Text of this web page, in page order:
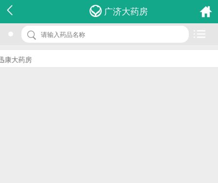
广济大药房
大药房
名 称：淋球菌培养基tm琼脂7cm
品 牌：(康泰)